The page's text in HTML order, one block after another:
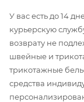
У вас есть до 14
курьерскую
возврату не
швейные и
трикотажные
средства